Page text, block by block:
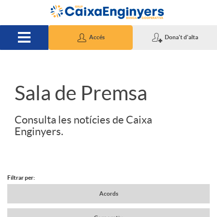
Salta al contingut principal
Accés Dona't d'alta
S
d
Sala de Premsa
Consulta les notícies de Caixa
Enginyers.
N
Filtrar per:
Acords